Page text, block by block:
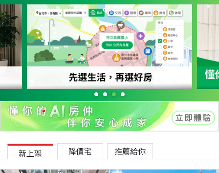
新上架 降價宅 推薦給你